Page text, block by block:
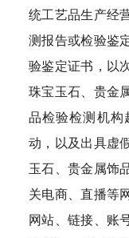
统工艺品生产经
测报告或检验鉴
验鉴定证书，以
珠宝玉石、贵金
品检验检测机构
动，以及出具虚
玉石、贵金属饰
关电商、直播等
网站、链接、账